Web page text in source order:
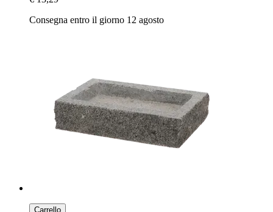
Consegna entro il giorno 12 agosto
Carrello